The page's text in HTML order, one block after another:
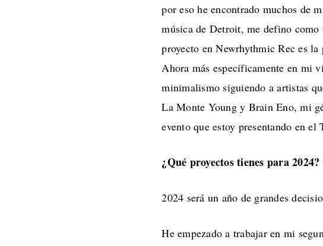
por eso he encontrado muchos de
música de Detroit, me defino
proyecto en Newrhythmic Rec es la
Ahora más específicamente en mi
minimalismo siguiendo a artistas
La Monte Young y Brain Eno, mi
evento que estoy presentando en
¿Qué proyectos tienes para 2024?
2024 será un año de grandes
He empezado a trabajar en mi